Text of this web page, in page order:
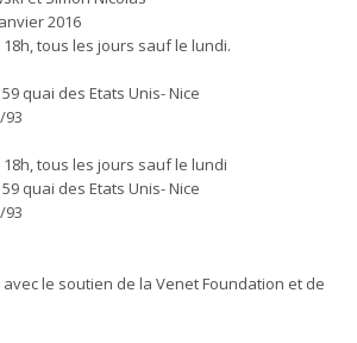
2016
tous les jours sauf le lundi.
quai des Etats Unis- Nice
93
tous les jours sauf le lundi
quai des Etats Unis- Nice
93
le soutien de la Venet Foundation et de